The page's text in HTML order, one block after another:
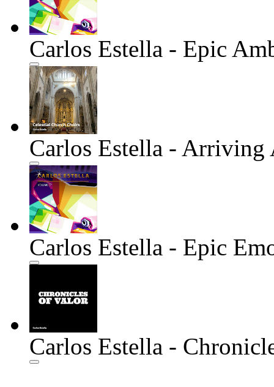
Carlos Estella - Epic
Carlos Estella - Arriving
Carlos Estella - Epic
Carlos Estella -